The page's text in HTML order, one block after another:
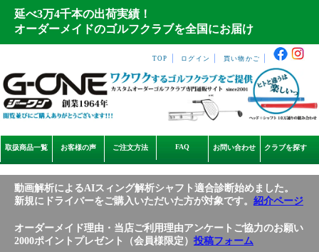
延べ3万4千本の出荷実績！
オーダーメイドのゴルフクラブを全国にお届け
TOP ログイン 買い物かご
取扱商品一覧 お客様の声 ご注文方法 FAQ お問い合わせ クラブを探す
動画解析によるAIスィング解析シャフト適合診断始めました。
新規にドライバーをご購入いただいた方が対象です。 紹介ページ
オーダーメイド理由・当店ご利用理由アンケートご協力のお願い
2000ポイントプレゼント（会員様限定） 投稿フォーム